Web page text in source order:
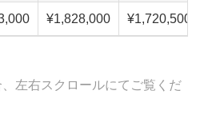
¥1,828,000 ¥1,720,500
左右スクロールにてご覧くだ